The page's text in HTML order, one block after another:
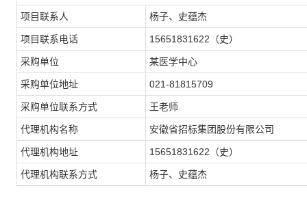
项目联系人 杨子、史蕴杰
项目联系电话 15651831622（史）
采购单位 某医学中心
采购单位地址 021-81815709
采购单位联系方式 王老师
代理机构名称 安徽省招标集团股份有限公司
代理机构地址 15651831622（史）
代理机构联系方式 杨子、史蕴杰